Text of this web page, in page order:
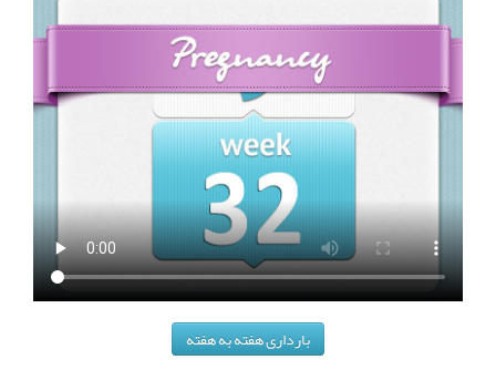
بارداری هفته به هفته